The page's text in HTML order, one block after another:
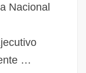
Nacional
…